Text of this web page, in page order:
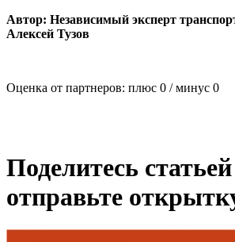
Автор: Независимый эксперт
Алексей Тузов
Оценка от партнеров: плюс 0 / минус 0
Поделитесь
отправьте